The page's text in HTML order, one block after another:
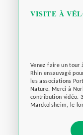
VISITE À
Venez faire un tour
Rhin ensauvagé
les associations
Nature. Merci à
contribution vidéo.
Marckolsheim, le